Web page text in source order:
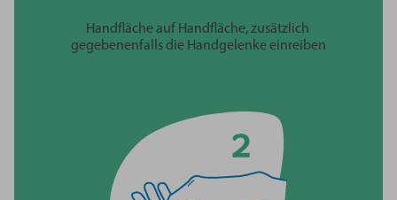
Handfläche auf Handfläche, zusätzlich
gegebenenfalls die Handgelenke einreiben